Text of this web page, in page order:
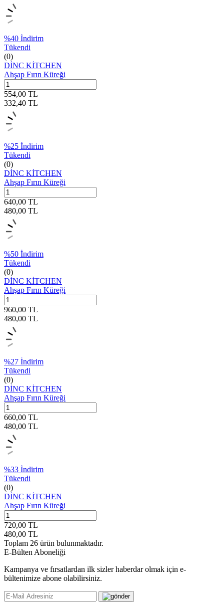
%40 İndirim
Tükendi
(0)
DİNC KİTCHEN
Ahşap Fırın Küreği
554,00 TL
332,40 TL
%25 İndirim
Tükendi
(0)
DİNC KİTCHEN
Ahşap Fırın Küreği
640,00 TL
480,00 TL
%50 İndirim
Tükendi
(0)
DİNC KİTCHEN
Ahşap Fırın Küreği
960,00 TL
480,00 TL
%27 İndirim
Tükendi
(0)
DİNC KİTCHEN
Ahşap Fırın Küreği
660,00 TL
480,00 TL
%33 İndirim
Tükendi
(0)
DİNC KİTCHEN
Ahşap Fırın Küreği
720,00 TL
480,00 TL
Toplam 26 ürün bulunmaktadır.
E-Bülten Aboneliği
Kampanya ve fırsatlardan ilk sizler haberdar olmak için e-
bültenimize abone olabilirsiniz.